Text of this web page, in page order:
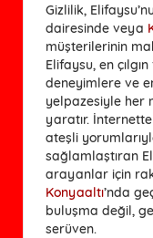
Gizlilik,
dairesinde veya
müşterilerinin
Elifaysu, en
deneyimlere ve
yelpazesiyle her
yaratır.
ateşli
sağlamlaştıran
arayanlar için
Konyaaltı’nda
buluşma değil,
serüven.